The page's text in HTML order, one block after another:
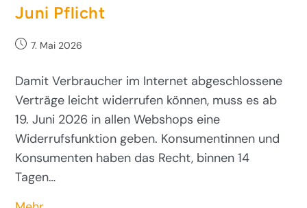
Juni Pflicht
7. Mai 2026
Damit Verbraucher im Internet abgeschlossene
Verträge leicht widerrufen können, muss es ab
19. Juni 2026 in allen Webshops eine
Widerrufsfunktion geben. Konsumentinnen und
Konsumenten haben das Recht, binnen 14
Tagen…